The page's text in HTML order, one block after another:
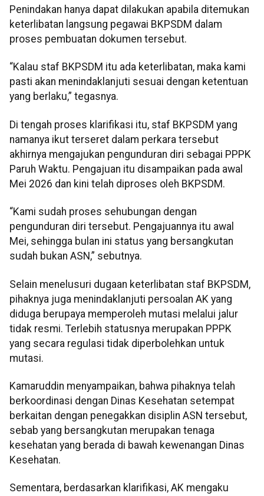
Penindakan hanya dapat dilakukan apabila ditemukan
keterlibatan langsung pegawai BKPSDM dalam
proses pembuatan dokumen tersebut.
“Kalau staf BKPSDM itu ada keterlibatan, maka kami
pasti akan menindaklanjuti sesuai dengan ketentuan
yang berlaku,” tegasnya.
Di tengah proses klarifikasi itu, staf BKPSDM yang
namanya ikut terseret dalam perkara tersebut
akhirnya mengajukan pengunduran diri sebagai PPPK
Paruh Waktu. Pengajuan itu disampaikan pada awal
Mei 2026 dan kini telah diproses oleh BKPSDM.
“Kami sudah proses sehubungan dengan
pengunduran diri tersebut. Pengajuannya itu awal
Mei, sehingga bulan ini status yang bersangkutan
sudah bukan ASN,” sebutnya.
Selain menelusuri dugaan keterlibatan staf BKPSDM,
pihaknya juga menindaklanjuti persoalan AK yang
diduga berupaya memperoleh mutasi melalui jalur
tidak resmi. Terlebih statusnya merupakan PPPK
yang secara regulasi tidak diperbolehkan untuk
mutasi.
Kamaruddin menyampaikan, bahwa pihaknya telah
berkoordinasi dengan Dinas Kesehatan setempat
berkaitan dengan penegakkan disiplin ASN tersebut,
sebab yang bersangkutan merupakan tenaga
kesehatan yang berada di bawah kewenangan Dinas
Kesehatan.
Sementara, berdasarkan klarifikasi, AK mengaku